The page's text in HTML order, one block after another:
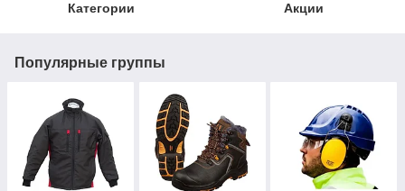
Категории Акции
Популярные группы